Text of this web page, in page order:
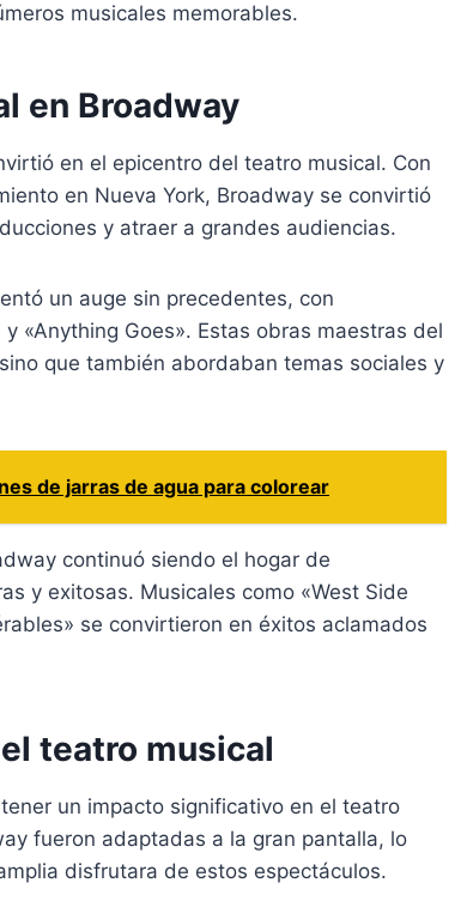
musicales memorables.
en Broadway
en el epicentro del teatro musical. Con
en Nueva York, Broadway se convirtió
y atraer a grandes audiencias.
un auge sin precedentes, con
«Anything Goes». Estas obras maestras del
que también abordaban temas sociales y
de jarras de agua para colorear
continuó siendo el hogar de
y exitosas. Musicales como «West Side
se convirtieron en éxitos aclamados
teatro musical
un impacto significativo en el teatro
fueron adaptadas a la gran pantalla, lo
disfrutara de estos espectáculos.